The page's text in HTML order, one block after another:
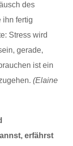
des
ihn fertig
Stress wird
gerade,
ist ein
(Elaine
erfährst